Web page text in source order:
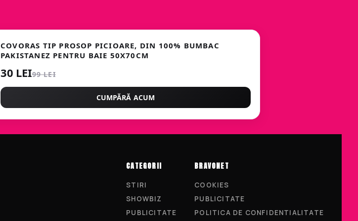
COVORAS TIP PROSOP PICIOARE, DIN 100% BUMBAC
PAKISTANEZ PENTRU BAIE 50X70CM
30 LEI99 LEI
CUMPĂRĂ ACUM
CATEGORII
STIRI
SHOWBIZ
PUBLICITATE
BRAVONET
COOKIES
PUBLICITATE
POLITICA DE CONFIDENTIALITATE